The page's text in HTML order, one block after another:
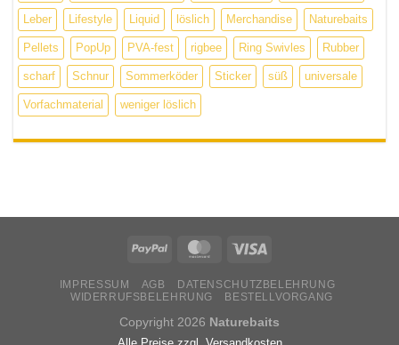
Leber Lifestyle Liquid löslich Merchandise Naturebaits
Pellets PopUp PVA-fest rigbee Ring Swivles Rubber
scharf Schnur Sommerköder Sticker süß universale
Vorfachmaterial weniger löslich
IMPRESSUM AGB
DATENSCHUTZBELEHRUNG
WIDERRUFSBELEHRUNG
BESTELLVORGANG
Copyright 2026 Naturebaits